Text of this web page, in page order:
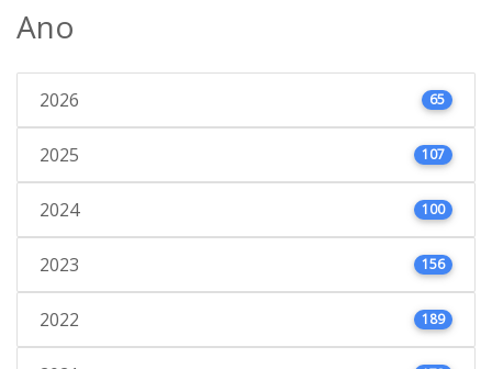
Ano
2026 65
2025 107
2024 100
2023 156
2022 189